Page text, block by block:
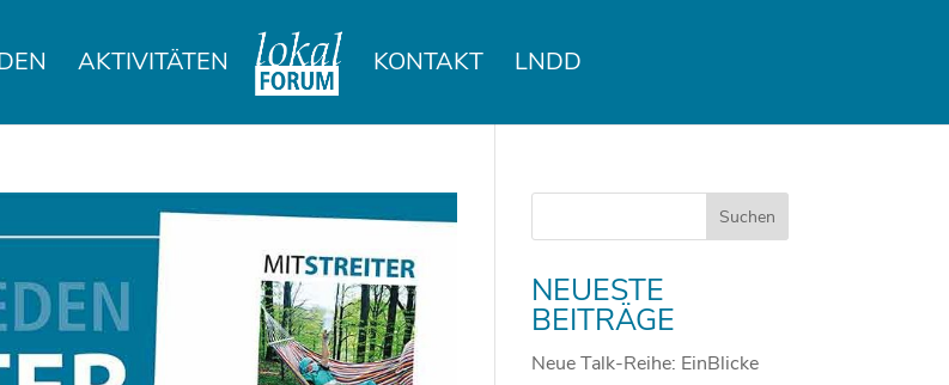
AKTIVITÄTEN KONTAKT LNDD
NEUESTE
BEITRÄGE
Neue Talk-Reihe: EinBlicke